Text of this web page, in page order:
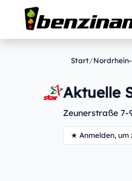
Start/
Aktuelle
Zeunerstraße 7-
★ Anmelden, um